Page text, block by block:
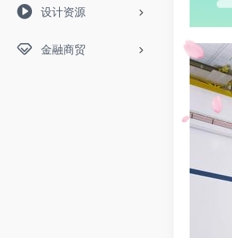
设计资源
金融商贸